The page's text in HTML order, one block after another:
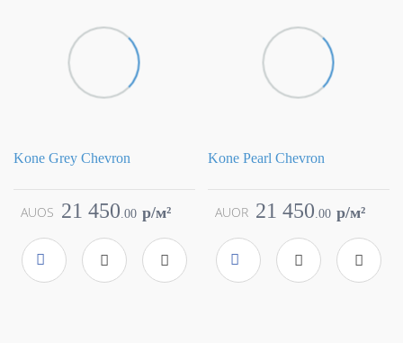
Kone Grey Chevron
Atlas Concorde
Страна
Италия
Размер
11.5x67
Цвет
серый
Поверхность
матовая
21 450.00 p/м²
AUOS
Kone Pearl Chevron
Atlas Concorde
Страна
Италия
Размер
11.5x67
Цвет
серый
Поверхность
матовая
21 450.00 p/м²
AUOR